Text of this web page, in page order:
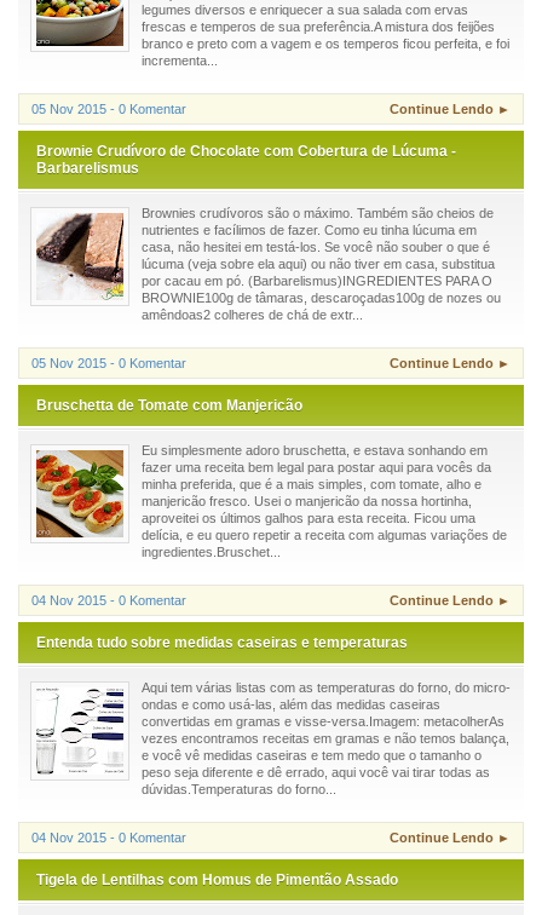
legumes diversos e enriquecer a sua salada com ervas
frescas e temperos de sua preferência.A mistura dos feijões
branco e preto com a vagem e os temperos ficou perfeita, e foi
incrementa...
05 Nov 2015 - 0 Komentar Continue Lendo ►
Brownie Crudívoro de Chocolate com Cobertura de Lúcuma -
Barbarelismus
Brownies crudívoros são o máximo. Também são cheios de
nutrientes e facílimos de fazer. Como eu tinha lúcuma em
casa, não hesitei em testá-los. Se você não souber o que é
lúcuma (veja sobre ela aqui) ou não tiver em casa, substitua
por cacau em pó. (Barbarelismus)INGREDIENTES PARA O
BROWNIE100g de tâmaras, descaroçadas100g de nozes ou
amêndoas2 colheres de chá de extr...
05 Nov 2015 - 0 Komentar Continue Lendo ►
Bruschetta de Tomate com Manjericão
Eu simplesmente adoro bruschetta, e estava sonhando em
fazer uma receita bem legal para postar aqui para vocês da
minha preferida, que é a mais simples, com tomate, alho e
manjericão fresco. Usei o manjericão da nossa hortinha,
aproveitei os últimos galhos para esta receita. Ficou uma
delícia, e eu quero repetir a receita com algumas variações de
ingredientes.Bruschet...
04 Nov 2015 - 0 Komentar Continue Lendo ►
Entenda tudo sobre medidas caseiras e temperaturas
Aqui tem várias listas com as temperaturas do forno, do micro-
ondas e como usá-las, além das medidas caseiras
convertidas em gramas e visse-versa.Imagem: metacolherAs
vezes encontramos receitas em gramas e não temos balança,
e você vê medidas caseiras e tem medo que o tamanho o
peso seja diferente e dê errado, aqui você vai tirar todas as
dúvidas.Temperaturas do forno...
04 Nov 2015 - 0 Komentar Continue Lendo ►
Tigela de Lentilhas com Homus de Pimentão Assado